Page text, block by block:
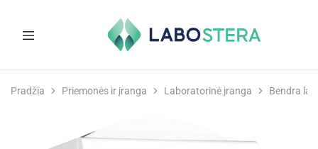
ir
Pradžia Priemonės ir įranga Laboratorinė įranga Bendra